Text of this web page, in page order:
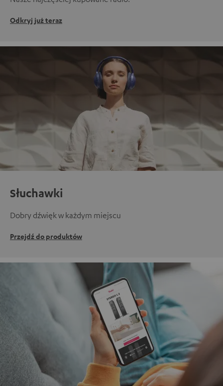
Odkryj już teraz
Słuchawki
Dobry dźwięk w każdym miejscu
Przejdź do produktów